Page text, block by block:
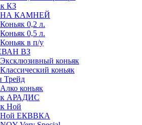
КЗ
КАМНЕЙ
Коньяк 0,2 л.
Коньяк 0,5 л.
Коньяк в п/у
ВЗ
Эксклюзивный коньяк
Классический коньяк
Трейд
коньяк
АРАДИС
Ной
Ной ЕКВВКА